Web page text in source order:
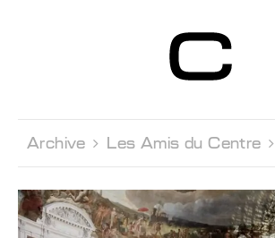
Contemporain
Genève
Archive  Les Amis du Centre 